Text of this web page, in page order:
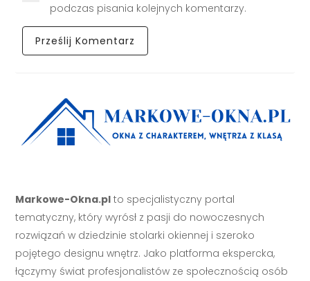
podczas pisania kolejnych komentarzy.
Markowe-Okna.pl to specjalistyczny portal
tematyczny, który wyrósł z pasji do nowoczesnych
rozwiązań w dziedzinie stolarki okiennej i szeroko
pojętego designu wnętrz. Jako platforma ekspercka,
łączymy świat profesjonalistów ze społecznością osób